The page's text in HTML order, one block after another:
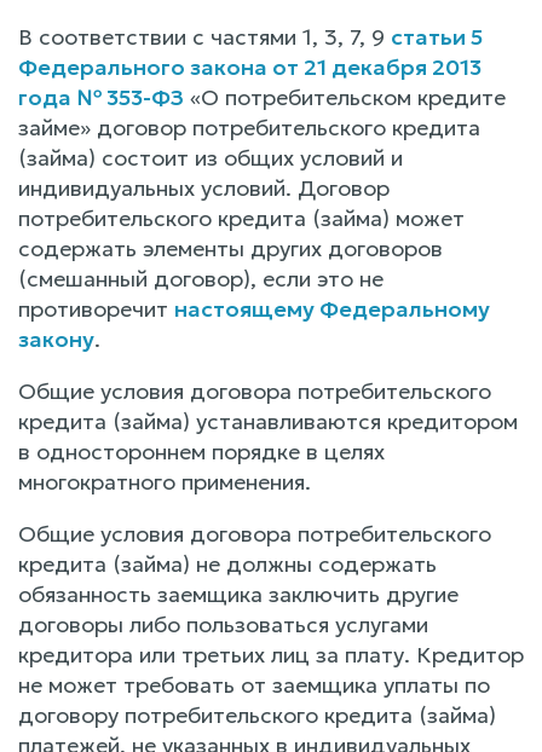
В соответствии с частями 1, 3, 7, 9 статьи 5
Федерального закона от 21 декабря 2013
года № 353-ФЗ «О потребительском кредите
займе» договор потребительского кредита
(займа) состоит из общих условий и
индивидуальных условий. Договор
потребительского кредита (займа) может
содержать элементы других договоров
(смешанный договор), если это не
противоречит настоящему Федеральному
закону.
Общие условия договора потребительского
кредита (займа) устанавливаются кредитором
в одностороннем порядке в целях
многократного применения.
Общие условия договора потребительского
кредита (займа) не должны содержать
обязанность заемщика заключить другие
договоры либо пользоваться услугами
кредитора или третьих лиц за плату. Кредитор
не может требовать от заемщика уплаты по
договору потребительского кредита (займа)
платежей, не указанных в индивидуальных